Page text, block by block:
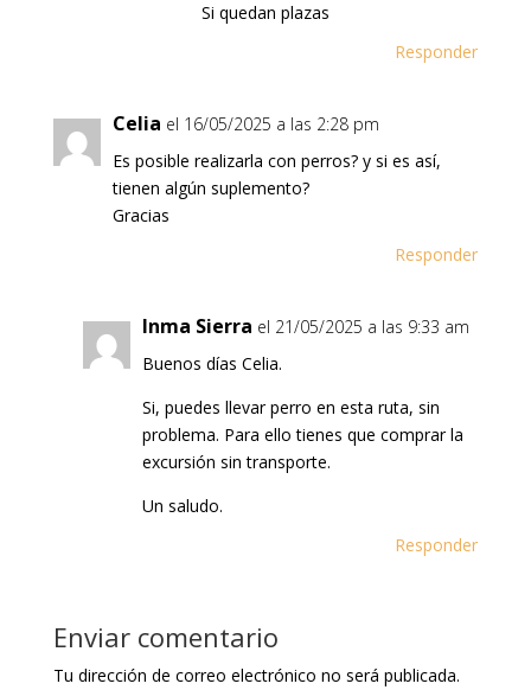
Si quedan plazas
Responder
Celia el 16/05/2025 a las 2:28 pm
Es posible realizarla con perros? y si es así,
tienen algún suplemento?
Gracias
Responder
Inma Sierra el 21/05/2025 a las 9:33 am
Buenos días Celia.
Si, puedes llevar perro en esta ruta, sin
problema. Para ello tienes que comprar la
excursión sin transporte.
Un saludo.
Responder
Enviar comentario
Tu dirección de correo electrónico no será publicada.